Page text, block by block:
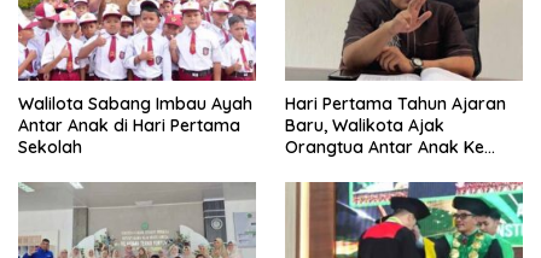
Walilota Sabang Imbau Ayah
Antar Anak di Hari Pertama
Sekolah
Hari Pertama Tahun Ajaran
Baru, Walikota Ajak
Orangtua Antar Anak Ke